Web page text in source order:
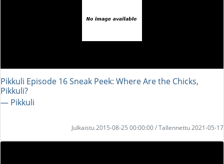
Pikkuli Episode 16 Sneak Peek: Where Are the Chicks,
Pikkuli?
― Pikkuli
Julkaistu 2015-08-25 00:00:00 / Tallennettu 2021-05-17